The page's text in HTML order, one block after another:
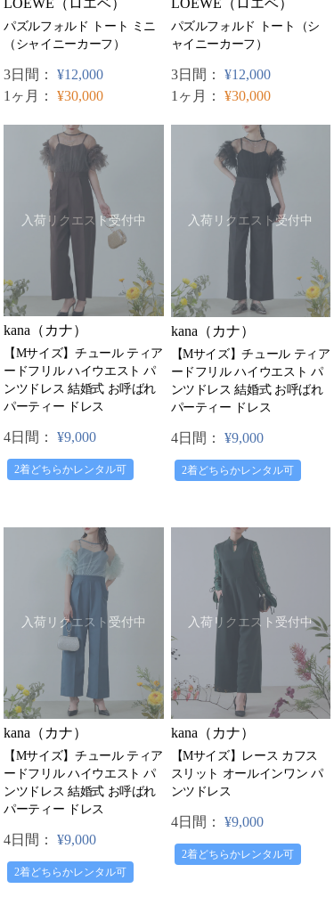
LOEWE（ロエベ）
パズルフォルド トート ミニ
（シャイニーカーフ）
3日間： ¥12,000
1ヶ月： ¥30,000
LOEWE（ロエベ）
パズルフォルド トート（シ
ャイニーカーフ）
3日間： ¥12,000
1ヶ月： ¥30,000
入荷リクエスト受付中
kana（カナ）
【Mサイズ】チュール ティア
ードフリル ハイウエスト パ
ンツドレス 結婚式 お呼ばれ
パーティー ドレス
4日間： ¥9,000
2着どちらかレンタル可
入荷リクエスト受付中
kana（カナ）
【Mサイズ】チュール ティア
ードフリル ハイウエスト パ
ンツドレス 結婚式 お呼ばれ
パーティー ドレス
4日間： ¥9,000
2着どちらかレンタル可
入荷リクエスト受付中
kana（カナ）
【Mサイズ】チュール ティア
ードフリル ハイウエスト パ
ンツドレス 結婚式 お呼ばれ
パーティー ドレス
4日間： ¥9,000
2着どちらかレンタル可
入荷リクエスト受付中
kana（カナ）
【Mサイズ】レース カフス
スリット オールインワン パ
ンツドレス
4日間： ¥9,000
2着どちらかレンタル可